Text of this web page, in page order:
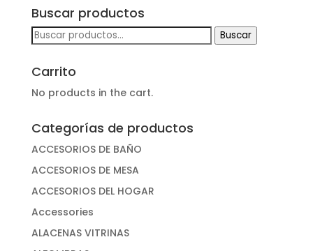
Buscar productos
Buscar
por:
Buscar
Carrito
No products in the cart.
Categorías de productos
ACCESORIOS DE BAÑO
ACCESORIOS DE MESA
ACCESORIOS DEL HOGAR
Accessories
ALACENAS VITRINAS